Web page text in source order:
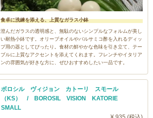
食卓に洗練を添える、上質なガラス小鉢
澄んだガラスの透明感と、無駄のないシンプルなフォルムが美し
い耐熱小鉢です。オリーブオイルやバルサミコ酢を入れるディッ
プ用の器としてぴったり。食材の鮮やかな色味を引き立て、テー
ブルに上質なアクセントを添えてくれます。フレンチやイタリア
ンの雰囲気が好きな方に、ぜひおすすめしたい一品です。
ボロシル ヴィジョン カトーリ スモール
（KS） / BOROSIL VISION KATORIE
SMALL